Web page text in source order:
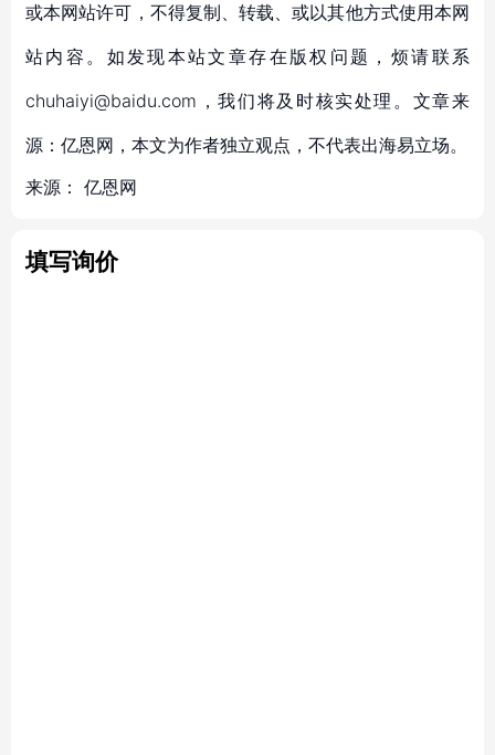
或本网站许可，不得复制、转载、或以其他方式使用本网
站内容。如发现本站文章存在版权问题，烦请联系
chuhaiyi@baidu.com，我们将及时核实处理。文章来
源：亿恩网，本文为作者独立观点，不代表出海易立场。
来源： 亿恩网
填写询价